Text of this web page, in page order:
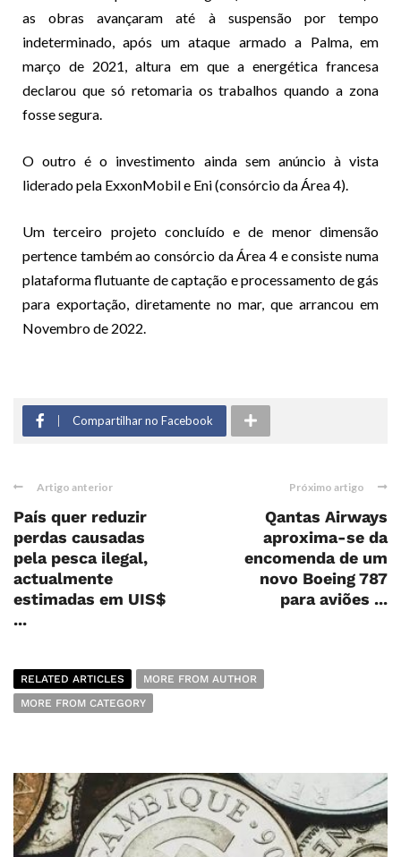
as obras avançaram até à suspensão por tempo
indeterminado, após um ataque armado a Palma, em
março de 2021, altura em que a energética francesa
declarou que só retomaria os trabalhos quando a zona
fosse segura.
O outro é o investimento ainda sem anúncio à vista
liderado pela ExxonMobil e Eni (consórcio da Área 4).
Um terceiro projeto concluído e de menor dimensão
pertence também ao consórcio da Área 4 e consiste numa
plataforma flutuante de captação e processamento de gás
para exportação, diretamente no mar, que arrancou em
Novembro de 2022.
Compartilhar no Facebook
Artigo anterior
País quer reduzir
perdas causadas
pela pesca ilegal,
actualmente
estimadas em UIS$
...
Próximo artigo
Qantas Airways
aproxima-se da
encomenda de um
novo Boeing 787
para aviões ...
RELATED ARTICLES
MORE FROM AUTHOR
MORE FROM CATEGORY